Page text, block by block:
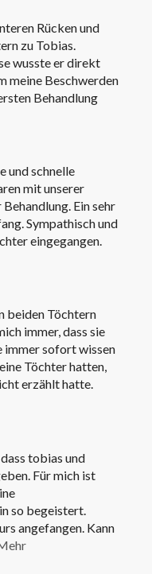
Rücken und
zu Tobias.
wusste er direkt
meine Beschwerden
Behandlung
und schnelle
mit unserer
Ein sehr
Sympathisch und
eingegangen.
beiden Töchtern
immer, dass sie
immer sofort wissen
Töchter hatten,
erzählt hatte.
tobias und
Für mich ist
so begeistert.
angefangen. Kann